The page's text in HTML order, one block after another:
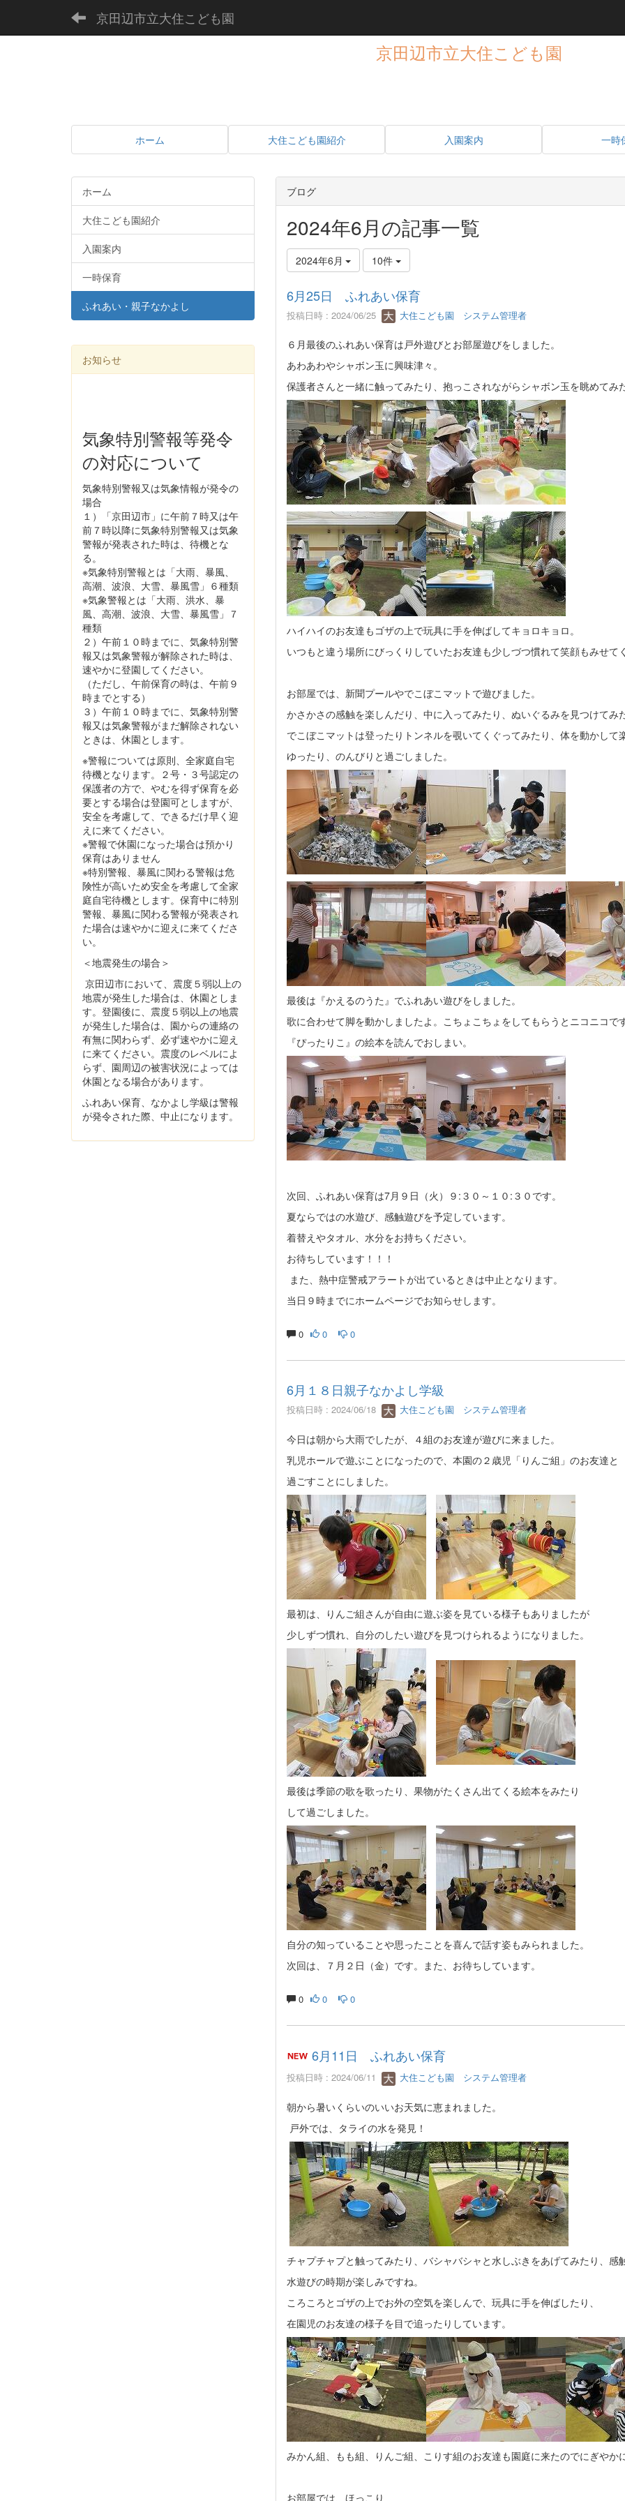
京田辺市立大住こども園
京田辺市立大住こども園
ホーム 大住こども園紹介 入園案内 一時
ブログ
2024年6月の記事一覧
2024年6月 10件
6月25日 ふれあい保育
投稿日時 : 2024/06/25 大住こども園 システム管理者
６月最後のふれあい保育は戸外遊びとお部屋遊びをしました。
あわあわやシャボン玉に興味津々。
保護者さんと一緒に触ってみたり、抱っこされながらシャボン玉を眺めてみ
ハイハイのお友達もゴザの上で玩具に手を伸ばしてキョロキョロ。
いつもと違う場所にびっくりしていたお友達も少しづつ慣れて笑顔もみせて
お部屋では、新聞プールやでこぼこマットで遊びました。
かさかさの感触を楽しんだり、中に入ってみたり、ぬいぐるみを見つけてみ
でこぼこマットは登ったりトンネルを覗いてくぐってみたり、体を動かして
ゆったり、のんびりと過ごしました。
最後は『かえるのうた』でふれあい遊びをしました。
歌に合わせて脚を動かしましたよ。こちょこちょをしてもらうとニコニコで
『ぴったりこ』の絵本を読んでおしまい。
次回、ふれあい保育は7月９日（火）９:３０～１０:３０です。
夏ならではの水遊び、感触遊びを予定しています。
着替えやタオル、水分をお持ちください。
お待ちしています！！！
また、熱中症警戒アラートが出ているときは中止となります。
当日９時までにホームページでお知らせします。
0 0 0
6月１８日親子なかよし学級
投稿日時 : 2024/06/18 大住こども園 システム管理者
今日は朝から大雨でしたが、４組のお友達が遊びに来ました。
乳児ホールで遊ぶことになったので、本園の２歳児「りんご組」のお友達と
過ごすことにしました。
最初は、りんご組さんが自由に遊ぶ姿を見ている様子もありましたが
少しずつ慣れ、自分のしたい遊びを見つけられるようになりました。
最後は季節の歌を歌ったり、果物がたくさん出てくる絵本をみたり
して過ごしました。
自分の知っていることや思ったことを喜んで話す姿もみられました。
次回は、７月２日（金）です。また、お待ちしています。
0 0 0
6月11日 ふれあい保育
投稿日時 : 2024/06/11 大住こども園 システム管理者
朝から暑いくらいのいいお天気に恵まれました。
戸外では、タライの水を発見！
チャプチャプと触ってみたり、バシャバシャと水しぶきをあげてみたり、感
水遊びの時期が楽しみですね。
ころころとゴザの上でお外の空気を楽しんで、玩具に手を伸ばしたり、
在園児のお友達の様子を目で追ったりしています。
みかん組、もも組、りんご組、こりす組のお友達も園庭に来たのでにぎやか
お部屋では、ほっこり
ホーム
大住こども園紹介
入園案内
一時保育
ふれあい・親子なかよし
お知らせ
気象特別警報等発令
の対応について
気象特別警報又は気象情報が発令の
場合
１）「京田辺市」に午前７時又は午
前７時以降に気象特別警報又は気象
警報が発表された時は、待機とな
る。
※気象特別警報とは「大雨、暴風、
高潮、波浪、大雪、暴風雪」６種類
※気象警報とは「大雨、洪水、暴
風、高潮、波浪、大雪、暴風雪」７
種類
２）午前１０時までに、気象特別警
報又は気象警報が解除された時は、
速やかに登園してください。
（ただし、午前保育の時は、午前９
時までとする）
３）午前１０時までに、気象特別警
報又は気象警報がまだ解除されない
ときは、休園とします。
※警報については原則、全家庭自宅
待機となります。２号・３号認定の
保護者の方で、やむを得ず保育を必
要とする場合は登園可としますが、
安全を考慮して、できるだけ早く迎
えに来てください。
※警報で休園になった場合は預かり
保育はありません
※特別警報、暴風に関わる警報は危
険性が高いため安全を考慮して全家
庭自宅待機とします。保育中に特別
警報、暴風に関わる警報が発表され
た場合は速やかに迎えに来てくださ
い。
＜地震発生の場合＞
京田辺市において、震度５弱以上の
地震が発生した場合は、休園としま
す。登園後に、震度５弱以上の地震
が発生した場合は、園からの連絡の
有無に関わらず、必ず速やかに迎え
に来てください。震度のレベルによ
らず、園周辺の被害状況によっては
休園となる場合があります。
ふれあい保育、なかよし学級は警報
が発令された際、中止になります。